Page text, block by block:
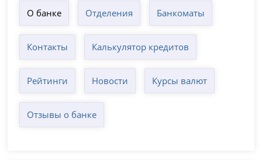
О банке Отделения Банкоматы
Контакты Калькулятор кредитов
Рейтинги Новости Курсы валют
Отзывы о банке